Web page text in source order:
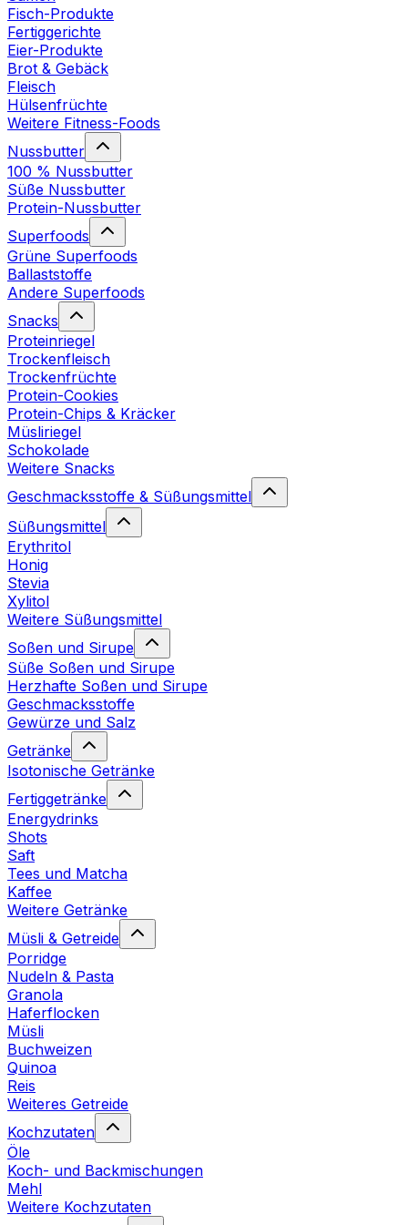
Fisch-Produkte
Fertiggerichte
Eier-Produkte
Brot & Gebäck
Fleisch
Hülsenfrüchte
Weitere Fitness-Foods
Nussbutter
100 % Nussbutter
Süße Nussbutter
Protein-Nussbutter
Superfoods
Grüne Superfoods
Ballaststoffe
Andere Superfoods
Snacks
Proteinriegel
Trockenfleisch
Trockenfrüchte
Protein-Cookies
Protein-Chips & Kräcker
Müsliriegel
Schokolade
Weitere Snacks
Geschmacksstoffe & Süßungsmittel
Süßungsmittel
Erythritol
Honig
Stevia
Xylitol
Weitere Süßungsmittel
Soßen und Sirupe
Süße Soßen und Sirupe
Herzhafte Soßen und Sirupe
Geschmacksstoffe
Gewürze und Salz
Getränke
Isotonische Getränke
Fertiggetränke
Energydrinks
Shots
Saft
Tees und Matcha
Kaffee
Weitere Getränke
Müsli & Getreide
Porridge
Nudeln & Pasta
Granola
Haferflocken
Müsli
Buchweizen
Quinoa
Reis
Weiteres Getreide
Kochzutaten
Öle
Koch- und Backmischungen
Mehl
Weitere Kochzutaten